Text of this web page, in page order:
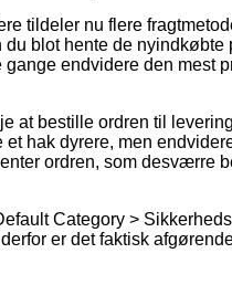
tildeler nu flere
blot hente de
gange endvidere den mest
at bestille ordren til
et hak dyrere, men
ordren, som desværre
Category >
er det faktisk